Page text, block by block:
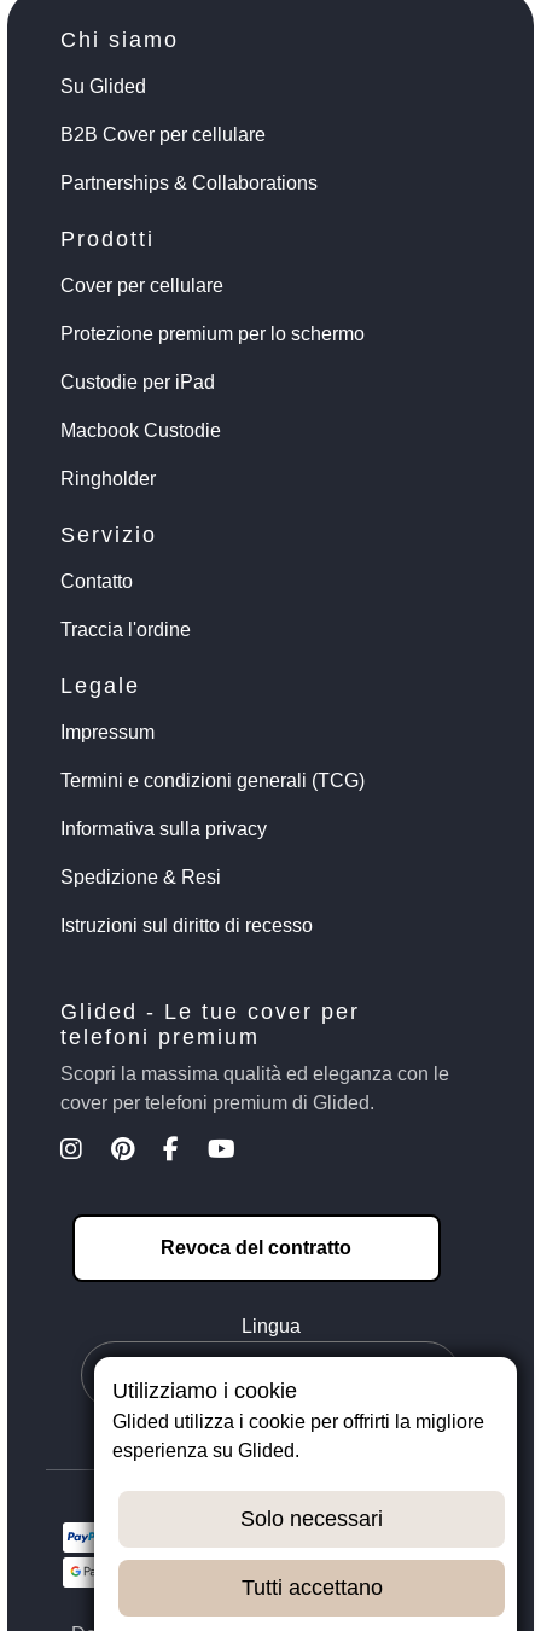
Chi siamo
Su Glided
B2B Cover per cellulare
Partnerships & Collaborations
Prodotti
Cover per cellulare
Protezione premium per lo schermo
Custodie per iPad
Macbook Custodie
Ringholder
Servizio
Contatto
Traccia l'ordine
Legale
Impressum
Termini e condizioni generali (TCG)
Informativa sulla privacy
Spedizione & Resi
Istruzioni sul diritto di recesso
Glided - Le tue cover per
telefoni premium
Scopri la massima qualità ed eleganza con le
cover per telefoni premium di Glided.
Revoca del contratto
Lingua
Utilizziamo i cookie
Glided utilizza i cookie per offrirti la migliore
esperienza su Glided.
Solo necessari
Tutti accettano